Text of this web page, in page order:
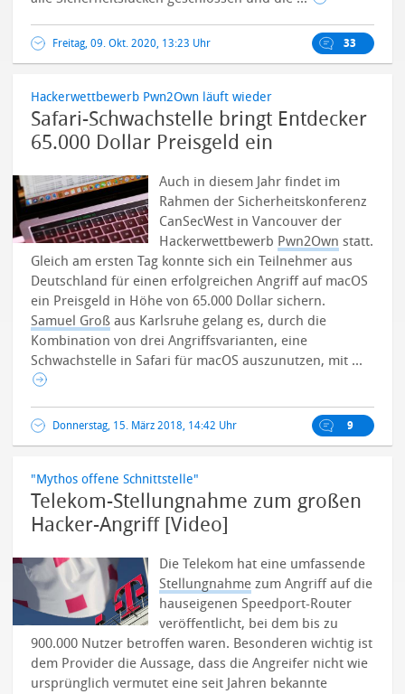
Freitag, 09. Okt. 2020, 13:23 Uhr 33
Hackerwettbewerb Pwn2Own läuft wieder
Safari-Schwachstelle bringt Entdecker
65.000 Dollar Preisgeld ein
Auch in diesem Jahr findet im
Rahmen der Sicherheitskonferenz
CanSecWest in Vancouver der
Hackerwettbewerb Pwn2Own statt.
Gleich am ersten Tag konnte sich ein Teilnehmer aus
Deutschland für einen erfolgreichen Angriff auf macOS
ein Preisgeld in Höhe von 65.000 Dollar sichern.
Samuel Groß aus Karlsruhe gelang es, durch die
Kombination von drei Angriffsvarianten, eine
Schwachstelle in Safari für macOS auszunutzen, mit ...
Donnerstag, 15. März 2018, 14:42 Uhr 9
"Mythos offene Schnittstelle"
Telekom-Stellungnahme zum großen
Hacker-Angriff [Video]
Die Telekom hat eine umfassende
Stellungnahme zum Angriff auf die
hauseigenen Speedport-Router
veröffentlicht, bei dem bis zu
900.000 Nutzer betroffen waren. Besonderen wichtig ist
dem Provider die Aussage, dass die Angreifer nicht wie
ursprünglich vermutet eine seit Jahren bekannte